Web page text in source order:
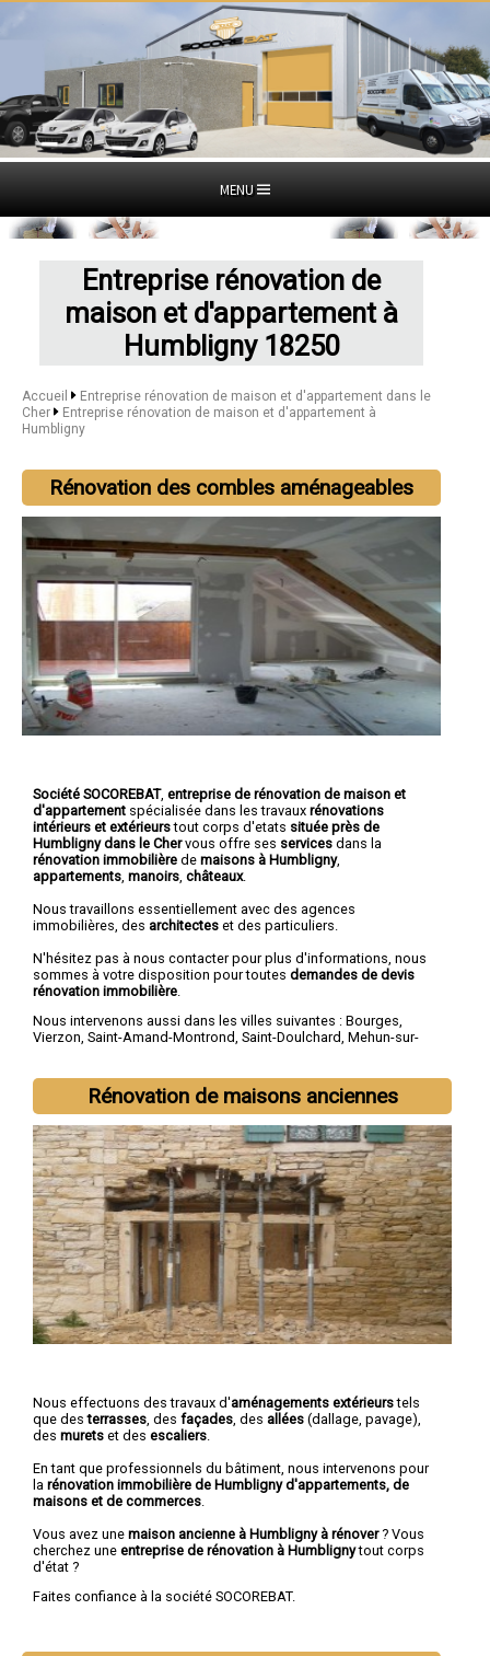
MENU
Entreprise rénovation de
maison et d'appartement à
Humbligny 18250
Accueil
Entreprise rénovation de maison et d'appartement dans le
Cher
Entreprise rénovation de maison et d'appartement à
Humbligny
Rénovation des combles aménageables
Société SOCOREBAT, entreprise de rénovation de maison et
d'appartement spécialisée dans les travaux rénovations
intérieurs et extérieurstout corps d'etats située près de
Humbligny dans le Chervous offre ses services dans la
rénovation immobilière de maisons à Humbligny,
appartements manoirs châteaux.
Nous travaillons essentiellement avec des agences
immobilières, des architectes et des particuliers.
N'hésitez pas à nous contacter pour plus d'informations, nous
sommes à votre disposition pour toutes demandes de devis
rénovation immobilière
Nous intervenons aussi dans les villes suivantes : Bourges,
Vierzon, Saint-Amand-Montrond, Saint-Doulchard, Mehun-sur-
Rénovation de maisons anciennes
Nous effectuons des travaux d'aménagements extérieurstels
que desterrasses , des façades , des allées (dallage, pavage),
des murets et des escaliers
En tant que professionnels du bâtiment, nous intervenons pour
la rénovation immobilière de Humbligny d'appartements, de
maisons et de commerces
Vous avez une maison ancienne à Humbligny à rénover? Vous
cherchez une entreprise de rénovation à Humblignytout corps
d'état ?
Faites confiance à la société SOCOREBAT.